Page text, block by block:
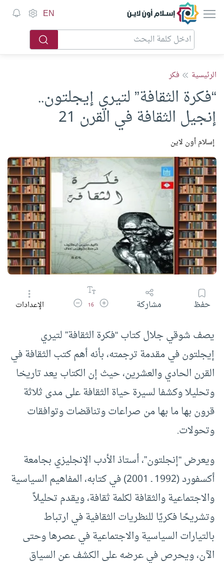
إسلام أون لاين EN
الرئيسية فكر
“فكرة الثقافة” لتيري إيجلتون..
إنجيل الثقافة في القرن 21
إسلام أون لاين
حفظ مشاركة زيادة حجم الخط
16 تقليل حجم الخطالإعدادات
يصف شوقي جلال كتاب “فكرة الثقافة” لتيري
إيجلتون في مقدمة ترجمته، بأنه أهم كتب الثقافة في
القرن الحادي والعشرين، حيث إن الكتاب يعد تاريخا
وتحليلا وكشفا لسيرة حياة الثقافة على مدى ثلاثة
قرون بها ما بها من صراعات وتناقضات وتوافقات
وتحولات.
ويعرض “إنجلتون”، أستاذ الأدب الإنجليزي بجامعة
أكسفورد (1992 ـ 2001) في كتابه، المفاهيم السياسية
والاجتماعية والثقافة لكلمة ثقافة، ويقدم تحليلاً
وتشريحًا فكريًا للنظريات الثقافية في ارتباط
بالتيارات السياسية والاجتماعية في عصرها وحتى
الآن، ويحرص في عرضه على الكشف عن السياق